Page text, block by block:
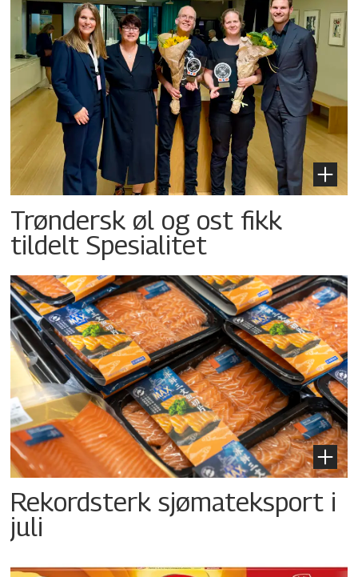
Trøndersk øl og ost fikk
tildelt Spesialitet
Rekordsterk sjømateksport i
juli